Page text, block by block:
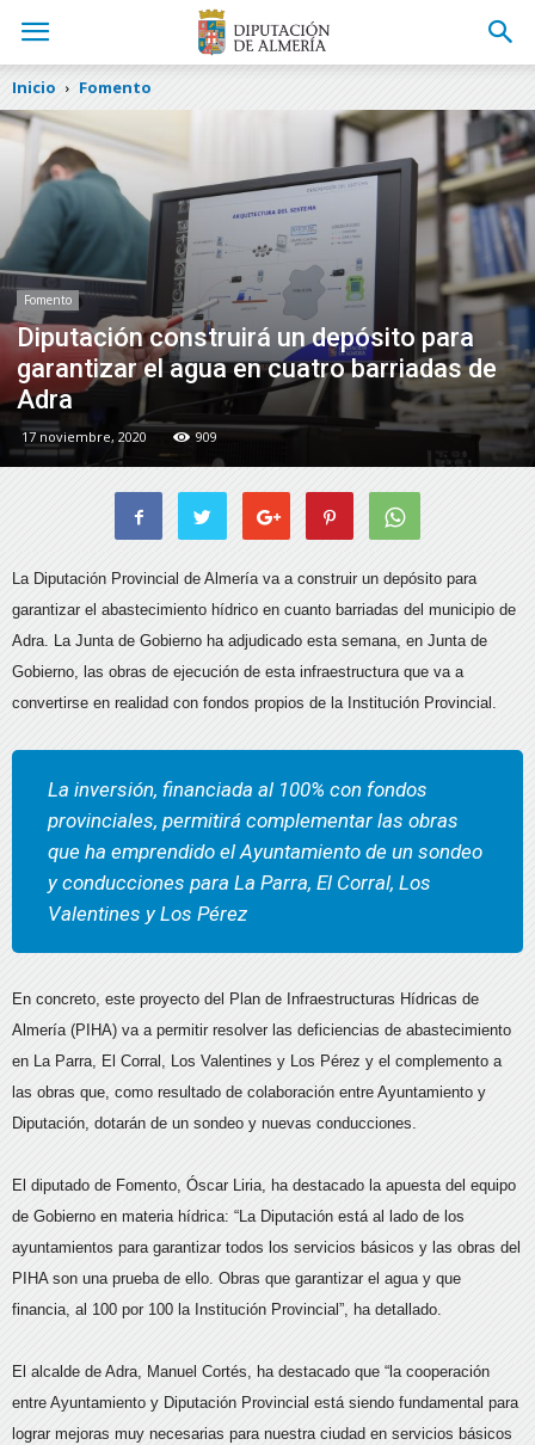
Inicio Fomento
Fomento
Diputación construirá un depósito para
garantizar el agua en cuatro barriadas de
Adra
17 noviembre, 2020 909
La Diputación Provincial de Almería va a construir un depósito para
garantizar el abastecimiento hídrico en cuanto barriadas del municipio de
Adra. La Junta de Gobierno ha adjudicado esta semana, en Junta de
Gobierno, las obras de ejecución de esta infraestructura que va a
convertirse en realidad con fondos propios de la Institución Provincial.
La inversión, financiada al 100% con fondos
provinciales, permitirá complementar las obras
que ha emprendido el Ayuntamiento de un sondeo
y conducciones para La Parra, El Corral, Los
Valentines y Los Pérez
En concreto, este proyecto del Plan de Infraestructuras Hídricas de
Almería (PIHA) va a permitir resolver las deficiencias de abastecimiento
en La Parra, El Corral, Los Valentines y Los Pérez y el complemento a
las obras que, como resultado de colaboración entre Ayuntamiento y
Diputación, dotarán de un sondeo y nuevas conducciones.
El diputado de Fomento, Óscar Liria, ha destacado la apuesta del equipo
de Gobierno en materia hídrica: “La Diputación está al lado de los
ayuntamientos para garantizar todos los servicios básicos y las obras del
PIHA son una prueba de ello. Obras que garantizar el agua y que
financia, al 100 por 100 la Institución Provincial”, ha detallado.
El alcalde de Adra, Manuel Cortés, ha destacado que “la cooperación
entre Ayuntamiento y Diputación Provincial está siendo fundamental para
lograr mejoras muy necesarias para nuestra ciudad en servicios básicos